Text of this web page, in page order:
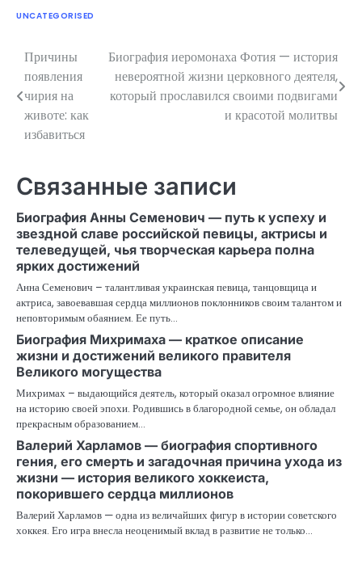
UNCATEGORISED
Навигация
по
записям
Причины
появления
чирия на
животе: как
избавиться
Биография иеромонаха Фотия — история
невероятной жизни церковного деятеля,
который прославился своими подвигами
и красотой молитвы
Связанные записи
Биография Анны Семенович — путь к успеху и
звездной славе российской певицы, актрисы и
телеведущей, чья творческая карьера полна
ярких достижений
Анна Семенович – талантливая украинская певица, танцовщица и
актриса, завоевавшая сердца миллионов поклонников своим талантом и
неповторимым обаянием. Ее путь…
Биография Михримаха — краткое описание
жизни и достижений великого правителя
Великого могущества
Михримах – выдающийся деятель, который оказал огромное влияние
на историю своей эпохи. Родившись в благородной семье, он обладал
прекрасным образованием…
Валерий Харламов — биография спортивного
гения, его смерть и загадочная причина ухода из
жизни — история великого хоккеиста,
покорившего сердца миллионов
Валерий Харламов — одна из величайших фигур в истории советского
хоккея. Его игра внесла неоценимый вклад в развитие не только…